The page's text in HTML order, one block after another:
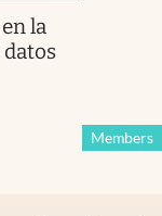
la
Members